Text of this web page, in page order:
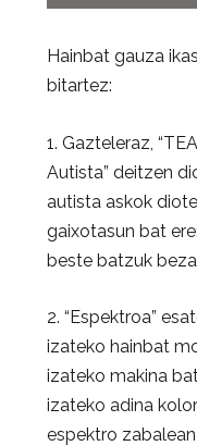
Hainbat gauza
bitartez:
1. Gazteleraz,
Autista” deitzen
autista askok
gaixotasun bat
beste batzuk
2. “Espektroa”
izateko hainbat
izateko makina
izateko adina
espektro